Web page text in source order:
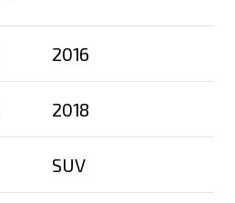
2016
2018
SUV